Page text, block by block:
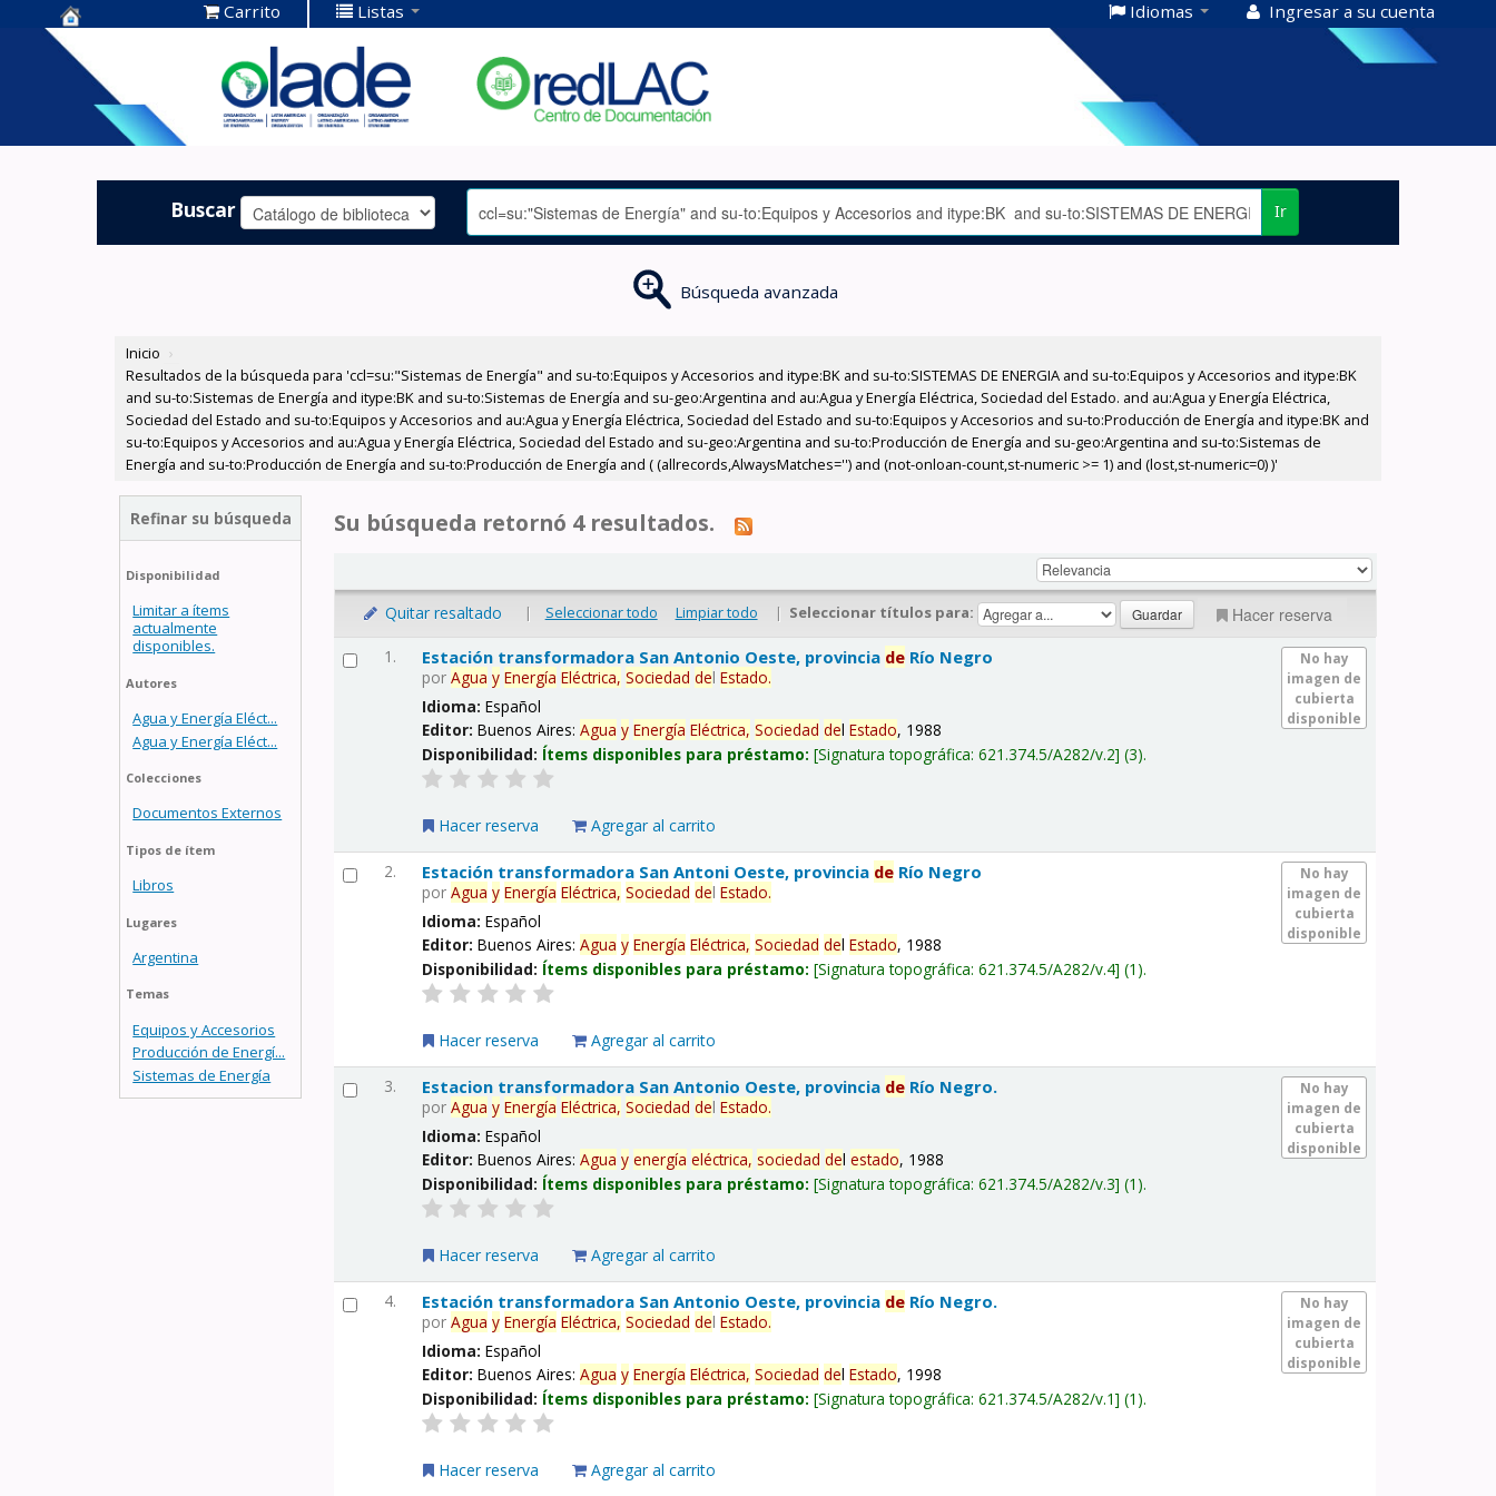
Centro de
Documentación
OLADE -
Carrito Listas Idiomas Ingresar a su cuenta
Buscar Ir
Búsqueda avanzada
Inicio ›
Resultados de la búsqueda para 'ccl=su:"Sistemas de Energía" and su-to:Equipos y Accesorios and itype:BK and su-to:SISTEMAS DE ENERGIA and su-to:Equipos y Accesorios and itype:BK
and su-to:Sistemas de Energía and itype:BK and su-to:Sistemas de Energía and su-geo:Argentina and au:Agua y Energía Eléctrica, Sociedad del Estado. and au:Agua y Energía Eléctrica,
Sociedad del Estado and su-to:Equipos y Accesorios and au:Agua y Energía Eléctrica, Sociedad del Estado and su-to:Equipos y Accesorios and su-to:Producción de Energía and itype:BK and
su-to:Equipos y Accesorios and au:Agua y Energía Eléctrica, Sociedad del Estado and su-geo:Argentina and su-to:Producción de Energía and su-geo:Argentina and su-to:Sistemas de
Energía and su-to:Producción de Energía and su-to:Producción de Energía and ( (allrecords,AlwaysMatches='') and (not-onloan-count,st-numeric >= 1) and (lost,st-numeric=0) )'
Refinar su búsqueda
Disponibilidad
Limitar a ítems
actualmente
disponibles.
Autores
Agua y Energía Eléct...
Agua y Energía Eléct...
Colecciones
Documentos Externos
Tipos de ítem
Libros
Lugares
Argentina
Temas
Equipos y Accesorios
Producción de Energí...
Sistemas de Energía
Su búsqueda retornó 4 resultados.
Quitar resaltado | Seleccionar todo Limpiar todo | Seleccionar títulos para: Hacer reserva
1.
No hay
imagen de
cubierta
disponible
Estación transformadora San Antonio Oeste, provincia de Río Negro
porAgua y Energía Eléctrica, Sociedad delEstado.
Idioma:Español
Editor:Buenos Aires:Agua y Energía Eléctrica, Sociedad delEstado, 1988
Disponibilidad: Ítems disponibles para préstamo: Signatura topográfica:621.374.5/A282/v.2 (3).
Hacer reserva Agregar al carrito
2.
No hay
imagen de
cubierta
disponible
Estación transformadora San Antoni Oeste, provincia de Río Negro
porAgua y Energía Eléctrica, Sociedad delEstado.
Idioma:Español
Editor:Buenos Aires:Agua y Energía Eléctrica, Sociedad delEstado, 1988
Disponibilidad: Ítems disponibles para préstamo: Signatura topográfica:621.374.5/A282/v.4 (1).
Hacer reserva Agregar al carrito
3.
No hay
imagen de
cubierta
disponible
Estacion transformadora San Antonio Oeste, provincia de Río Negro.
porAgua y Energía Eléctrica, Sociedad delEstado.
Idioma:Español
Editor:Buenos Aires:Agua y energía eléctrica, sociedad delestado, 1988
Disponibilidad: Ítems disponibles para préstamo: Signatura topográfica:621.374.5/A282/v.3 (1).
Hacer reserva Agregar al carrito
4.
No hay
imagen de
cubierta
disponible
Estación transformadora San Antonio Oeste, provincia de Río Negro.
porAgua y Energía Eléctrica, Sociedad delEstado.
Idioma:Español
Editor:Buenos Aires:Agua y Energía Eléctrica, Sociedad delEstado, 1998
Disponibilidad: Ítems disponibles para préstamo: Signatura topográfica:621.374.5/A282/v.1 (1).
Hacer reserva Agregar al carrito